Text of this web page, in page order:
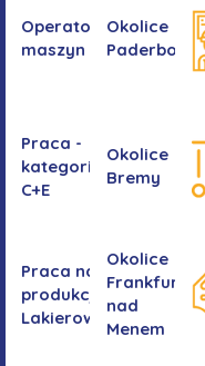
Operator/operatorka
maszyn CNC
Okolice
Paderborn
Praca -
kategoria
C+E
Okolice
Bremy
Praca na
produkcji -
Lakierowanie
Okolice
Frankfurtu
nad
Menem